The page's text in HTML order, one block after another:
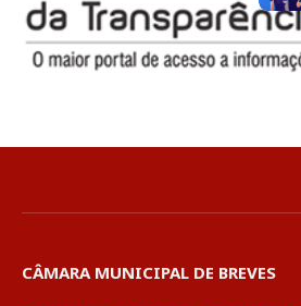
CÂMARA MUNICIPAL DE BREVES